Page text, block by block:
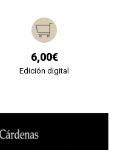
6,00€
Edición digital